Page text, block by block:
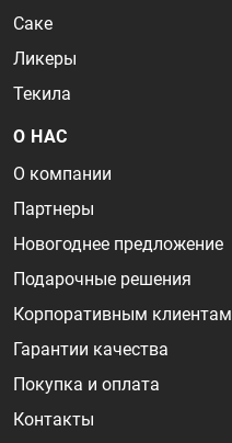
Саке
Ликеры
Текила
О НАС
О компании
Партнеры
Новогоднее предложение
Подарочные решения
Корпоративным клиентам
Гарантии качества
Покупка и оплата
Контакты